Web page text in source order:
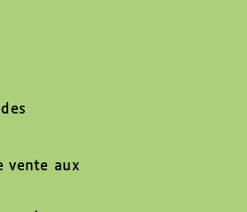
vente aux